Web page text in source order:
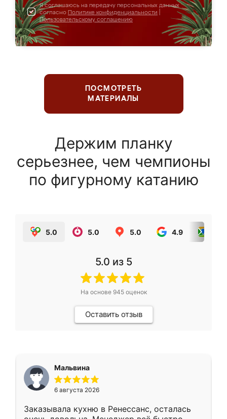
Я соглашаюсь на передачу персональных данных
согласно Политике конфиденциальности
Пользовательскому соглашению
ПОСМОТРЕТЬ
МАТЕРИАЛЫ
Держим планку
серьезнее, чем чемпионы
по фигурному катанию
5.0 5.0 5.0 4.9
5.0 из 5
На основе 945оценок
Оставить отзыв
Мальвина
6 августа 2026
Заказывала кухню в Ренессанс, осталась